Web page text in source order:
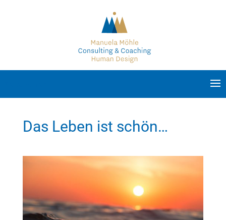
Das Leben ist schön…